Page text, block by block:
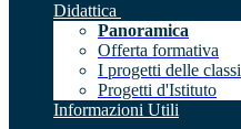
Didattica
Panoramica
Offerta formativa
I progetti delle classi
Progetti d'Istituto
Informazioni Utili